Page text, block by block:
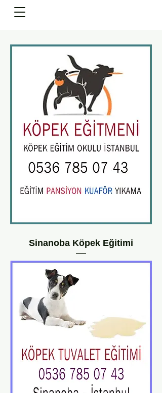
Sinanoba Köpek Eğitimi